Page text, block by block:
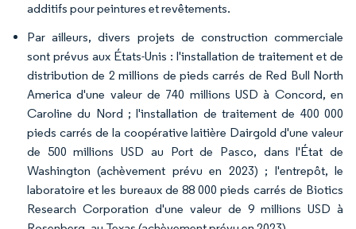
additifs pour peintures et revêtements.
Par ailleurs, divers projets de construction commerciale
sont prévus aux États-Unis : l'installation de traitement et de
distribution de 2 millions de pieds carrés de Red Bull North
America d'une valeur de 740 millions USD à Concord, en
Caroline du Nord ; l'installation de traitement de 400 000
pieds carrés de la coopérative laitière Dairgold d'une valeur
de 500 millions USD au Port de Pasco, dans l'État de
Washington (achèvement prévu en 2023) ; l'entrepôt, le
laboratoire et les bureaux de 88 000 pieds carrés de Biotics
Research Corporation d'une valeur de 9 millions USD à